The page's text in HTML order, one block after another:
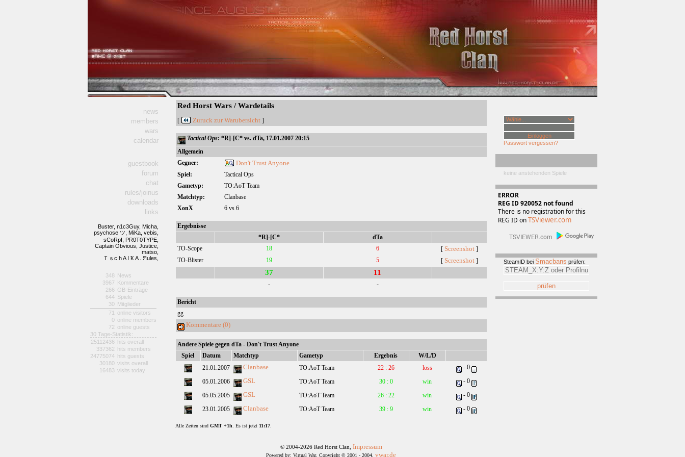
news
members
wars
calendar
guestbook
forum
chat
rules/joinus
downloads
links
Buster, n1c3Guy, Micha,
psychose ツ,
MiKa, vebis,
sCoRpI,
PR0T0TYPE,
Captain Obvious, Justice,
matso,
Ｔｓc h A I Ҟ A . Яules,
348 News
3967 Kommentare
266 GB-Einträge
644 Spiele
30 Mitglieder
71
online visitors
0 online members
72 online guests
30 Tage-Statistik:
25112436 hits overall
337362 hits members
24775074 hits guests
30180 visits overall
16483 visits today
Red Horst Wars / Wardetails
[ Zuruck zur Warubersicht]
Tactical Ops: *R]-[C* vs. dTa, 17.01.2007 20:15
Allgemein
Gegner:
Don't Trust Anyone
Spiel:
Tactical Ops
Gametyp:
TO:AoT Team
Matchtyp:
Clanbase
XonX
6 vs 6
Ergebnisse
*R]-[C*
dTa
TO-Scope
18 6 [ Screenshot]
TO-Blister
19 5 [ Screenshot]
37 11
- -
Bericht
gg
Kommentare (0)
Andere Spiele gegen dTa - Don't Trust Anyone
Spiel
Datum Matchtyp Gametyp Ergebnis
W/L/D
21.01.2007
Clanbase TO:AoT Team 22 : 26 loss
- 0
05.01.2006
GSL TO:AoT Team 30 : 0 win
- 0
05.05.2005
GSL TO:AoT Team 26 : 22 win
- 0
23.01.2005
Clanbase TO:AoT Team 39 : 9 win - 0
Alle Zeiten sind GMT +1h . Es ist jetzt 11:17.
© 2004-2026 Red Horst Clan, Impressum
Powered by: Virtual War, Copyright © 2001 - 2004, vwar.de
Passwort vergessen?
keine anstehenden Spiele
ERROR
REG ID 920052 not found
There is no registration for this
REG ID onTSViewer.com
SteamID bei Smacbans prüfen: